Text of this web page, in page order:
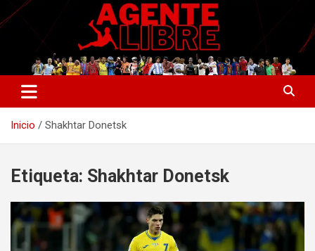
Saltar
al
Agente Libre Digital
La nueva generación del periodismo deportivo.
Inicio Shakhtar Donetsk
Etiqueta: Shakhtar Donetsk